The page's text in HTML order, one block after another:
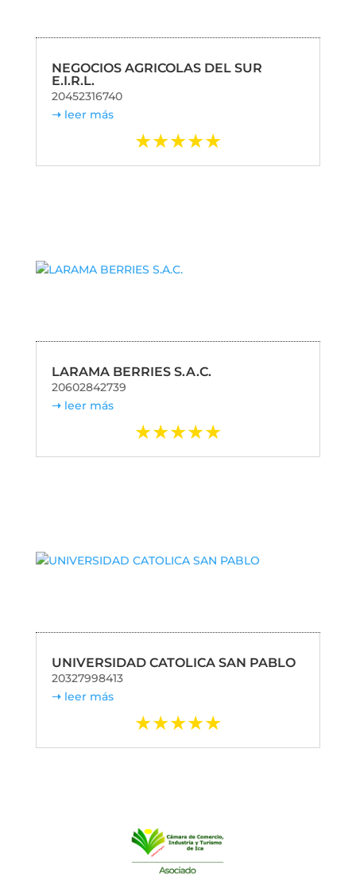
NEGOCIOS AGRICOLAS DEL SUR
E.I.R.L.
20452316740
leer más
LARAMA BERRIES S.A.C.
20602842739
leer más
UNIVERSIDAD CATOLICA SAN PABLO
20327998413
leer más